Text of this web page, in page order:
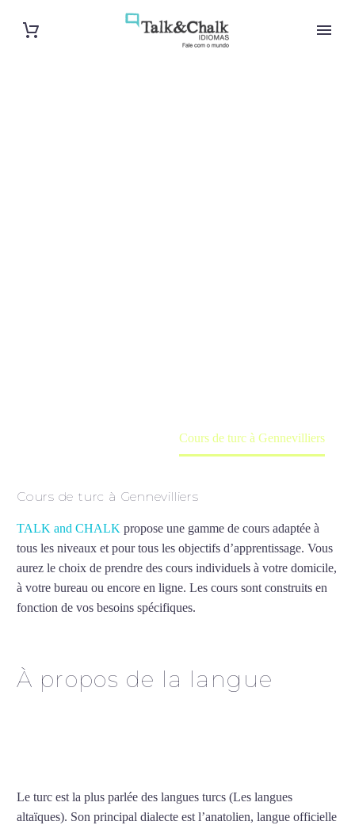
Cours de turc à Gennevilliers
Cours de turc à Gennevilliers
TALK and CHALK propose une gamme de cours adaptée à
tous les niveaux et pour tous les objectifs d’apprentissage. Vous
aurez le choix de prendre des cours individuels à votre domicile,
à votre bureau ou encore en ligne. Les cours sont construits en
fonction de vos besoins spécifiques.
À propos de la langue
Le turc est la plus parlée des langues turcs (Les langues
altaïques). Son principal dialecte est l’anatolien, langue officielle